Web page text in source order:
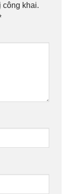
công khai.